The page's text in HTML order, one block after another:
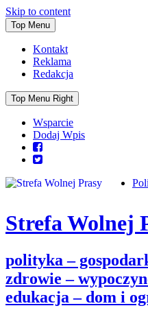
Skip to content
Top Menu
Kontakt
Reklama
Redakcja
Top Menu Right
Wsparcie
Dodaj Wpis
Strefa Wolnej
polityka –
zdrowie –
edukacja – dom i